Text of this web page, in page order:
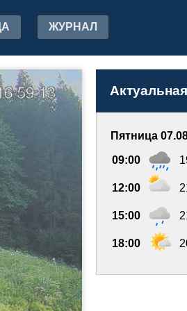
ЖУРНАЛ
Пятница
09:00
12:00
15:00
18:00